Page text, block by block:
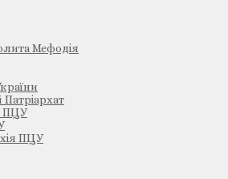
Мефодія
ПЦУ
ПЦУ